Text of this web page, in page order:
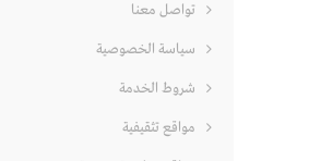
تواصل معنا
سياسة الخصوصية
شروط الخدمة
مواقع تثقيفية